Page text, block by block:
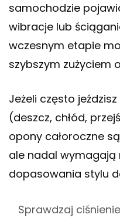
samochodzie
wibracje lub
wczesnym etapie
szybszym zużyciem
Jeżeli często
(deszcz, chłód,
opony całoroczne
ale nadal wymagają
dopasowania stylu
Sprawdzaj